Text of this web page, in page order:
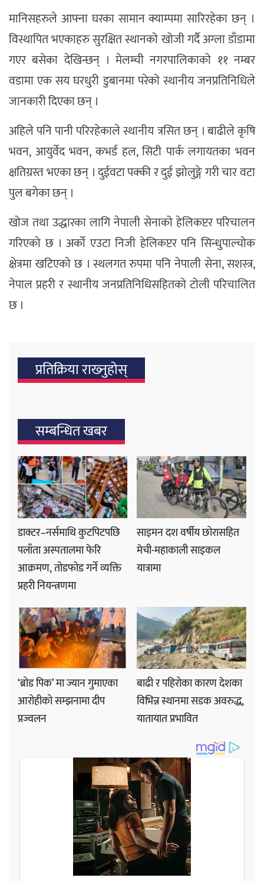
मानिसहरुले आफ्ना घरका सामान क्याम्पमा सारिरहेका छन् ।
विस्थापित भएकाहरु सुरक्षित स्थानको खोजी गर्दै अग्ला डाँडामा
गएर बसेका देखिन्छन् । मेलम्ची नगरपालिकाको ११ नम्बर
वडामा एक सय घरधुरी डुबानमा परेको स्थानीय जनप्रतिनिधिले
जानकारी दिएका छन् ।
अहिले पनि पानी परिरहेकाले स्थानीय त्रसित छन् । बाढीले कृषि
भवन, आयुर्वेद भवन, कभर्ड हल, सिटी पार्क लगायतका भवन
क्षतिग्रस्त भएका छन् । दुईवटा पक्की र दुई झोलुङ्गे गरी चार वटा
पुल बगेका छन् ।
खोज तथा उद्धारका लागि नेपाली सेनाको हेलिकप्टर परिचालन
गरिएको छ । अर्को एउटा निजी हेलिकप्टर पनि सिन्धुपाल्चोक
क्षेत्रमा खटिएको छ । स्थलगत रुपमा पनि नेपाली सेना, सशस्त्र,
नेपाल प्रहरी र स्थानीय जनप्रतिनिधिसहितको टोली परिचालित
छ ।
प्रतिक्रिया राख्‍नुहोस्
सम्बन्धित खबर
डाक्टर–नर्समाथि कुटपिटपछि
पलाँता अस्पतालमा फेरि
आक्रमण, तोडफोड गर्ने व्यक्ति
प्रहरी नियन्त्रणमा
साइमन दश वर्षीय छोरासहित
मेची-महाकाली साइकल
यात्रामा
‘ब्रोड पिक’ मा ज्यान गुमाएका
आरोहीको सम्झनामा दीप
प्रज्वलन
बाढी र पहिरोका कारण देशका
विभिन्न स्थानमा सडक अवरुद्ध,
यातायात प्रभावित